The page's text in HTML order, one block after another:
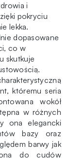
i
pokryciu
lekka.
dopasowane
co w
skutkuje
któremu seria
wokół
w różnych
ona elegancki
bazy oraz
barwy jak
do cudów